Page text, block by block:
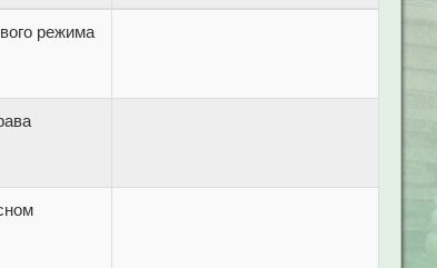
режима